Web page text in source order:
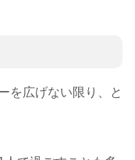
を広げない限り、と